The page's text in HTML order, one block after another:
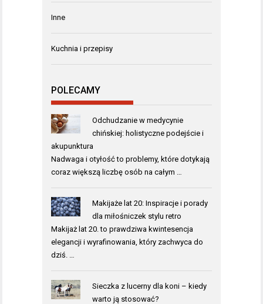
Inne
Kuchnia i przepisy
POLECAMY
Odchudzanie w medycynie
chińskiej: holistyczne podejście i
akupunktura
Nadwaga i otyłość to problemy, które dotykają
coraz większą liczbę osób na całym …
Makijaże lat 20: Inspiracje i porady
dla miłośniczek stylu retro
Makijaż lat 20. to prawdziwa kwintesencja
elegancji i wyrafinowania, który zachwyca do
dziś. …
Sieczka z lucerny dla koni – kiedy
warto ją stosować?